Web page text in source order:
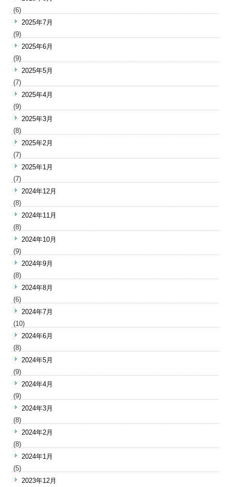
(6)
2025年7月
(9)
2025年6月
(9)
2025年5月
(7)
2025年4月
(9)
2025年3月
(8)
2025年2月
(7)
2025年1月
(7)
2024年12月
(8)
2024年11月
(8)
2024年10月
(9)
2024年9月
(8)
2024年8月
(6)
2024年7月
(10)
2024年6月
(8)
2024年5月
(9)
2024年4月
(9)
2024年3月
(8)
2024年2月
(8)
2024年1月
(5)
2023年12月